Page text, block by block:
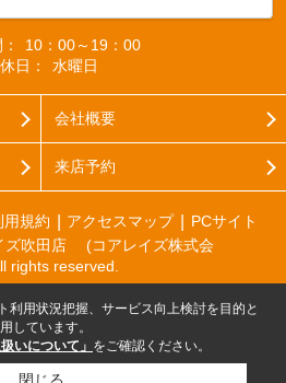
10：00～19：00
日：
水曜日
会社概要
来店予約
用規約 アクセスマップ
PCサイト
ズ吹田店 (コアレイズ株式会
rights reserved.
利用状況把握、サービス向上検討を目的と
しています。
いについて」 をご確認ください。